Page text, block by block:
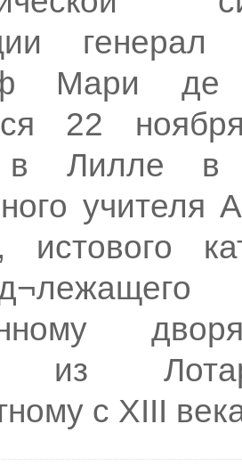
генерал
Мари де
22
в Лилле в
учителя
истового
из
с XIII